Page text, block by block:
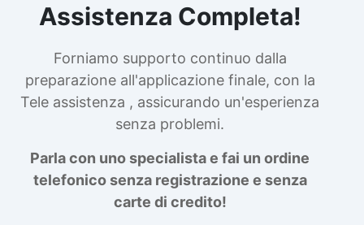
Assistenza Completa!
Forniamo supporto continuo dalla
preparazione all'applicazione finale, con la
Tele assistenza , assicurando un'esperienza
senza problemi.
Parla con uno specialista e fai un ordine
telefonico senza registrazione e senza
carte di credito!